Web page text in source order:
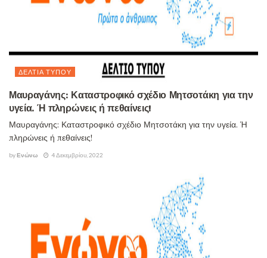
ΔΕΛΤΊΑ ΤΎΠΟΥ
Μαυραγάνης: Καταστροφικό σχέδιο Μητσοτάκη για την
υγεία. Ή πληρώνεις ή πεθαίνεις!
Μαυραγάνης: Καταστροφικό σχέδιο Μητσοτάκη για την υγεία. Ή
πληρώνεις ή πεθαίνεις!
byΕνώνω 4 Δεκεμβρίου, 2022